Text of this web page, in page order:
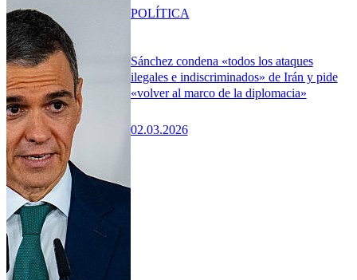
Sánchez condena «todos los ataques
ilegales e indiscriminados» de Irán y pide
«volver al marco de la diplomacia»
02.03.2026
POLÍTICA